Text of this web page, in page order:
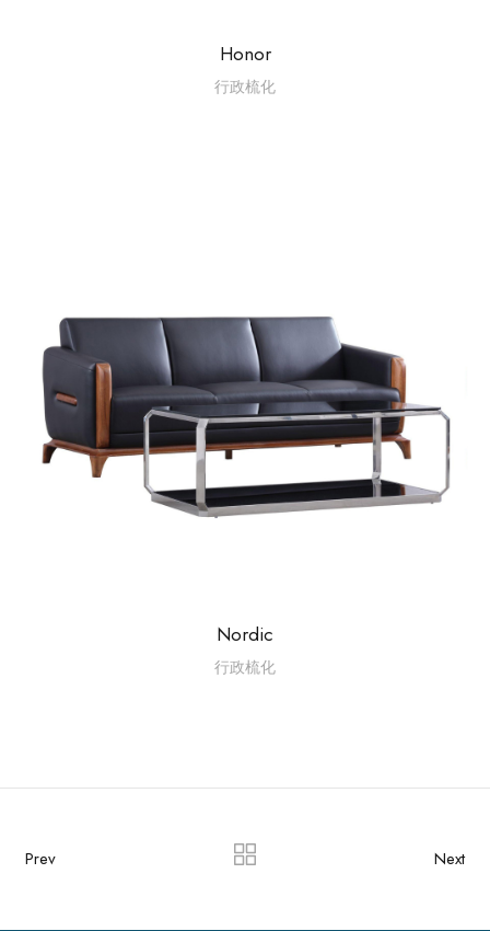
Honor
行政梳化
Nordic
行政梳化
Prev Next